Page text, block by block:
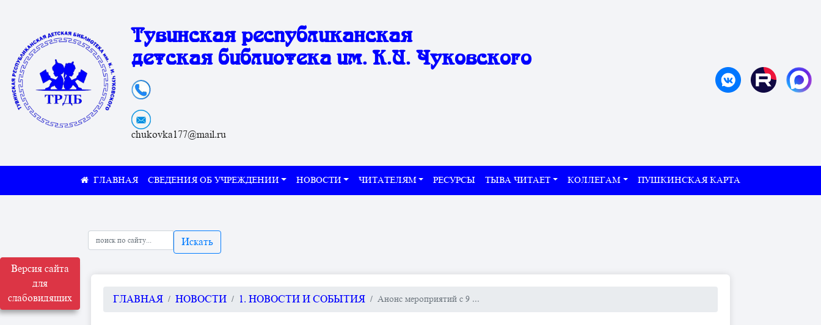
Версия сайта
для
слабовидящих
Тувинская республиканская
детская библиотека им. К.И. Чуковского
chukovka177@mail.ru
СВЕДЕНИЯ ОБ УЧРЕЖДЕНИИ НОВОСТИ ЧИТАТЕЛЯМ РЕСУРСЫ ТЫВА ЧИТАЕТ КОЛЛЕГАМ ПУШКИНСКАЯ КАРТА
Искать
ГЛАВНАЯ НОВОСТИ 1. НОВОСТИ И СОБЫТИЯ Анонс мероприятий с 9 ...